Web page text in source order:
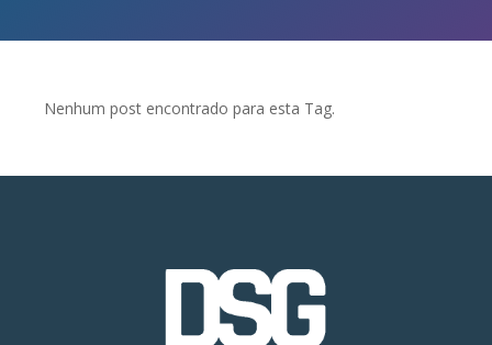
Nenhum post encontrado para esta Tag.